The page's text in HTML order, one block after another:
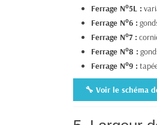
Ferrage N°5L :
Ferrage N°6 :
Ferrage N°7 :
Ferrage N°8 :
Ferrage N°9 :
🔧 Voir le schéma